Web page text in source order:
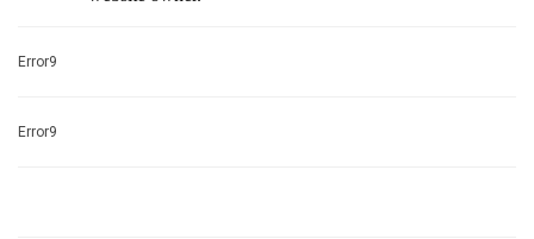
Error9
Error9